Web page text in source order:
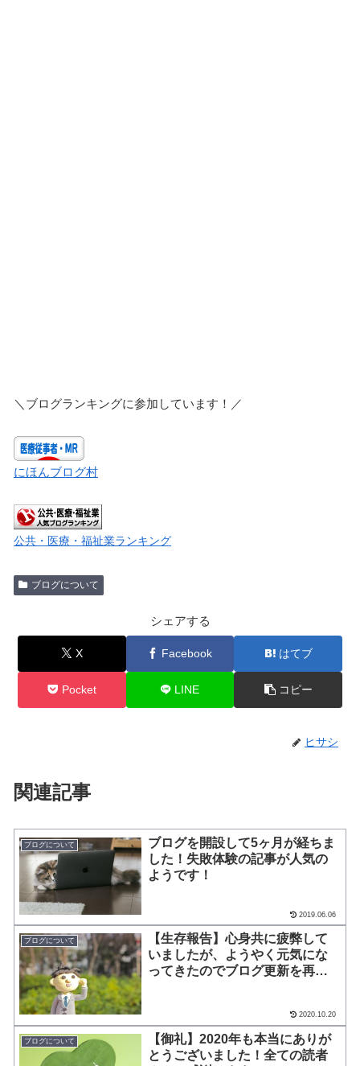
＼ブログランキングに参加しています！／
にほんブログ村
公共・医療・福祉業ランキング
ブログについて
シェアする
X Facebook はてブ
Pocket LINE コピー
ヒサシ
関連記事
ブログについて
ブログを開設して5ヶ月が経ちま
した！失敗体験の記事が人気の
ようです！
2019.06.06
ブログについて
【生存報告】心身共に疲弊して
いましたが、ようやく元気にな
ってきたのでブログ更新を再開
2020.10.20
ブログについて
【御礼】2020年も本当にありが
とうございました！全ての読者